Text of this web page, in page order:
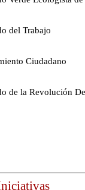
del Trabajo
Ciudadano
de la Revolución